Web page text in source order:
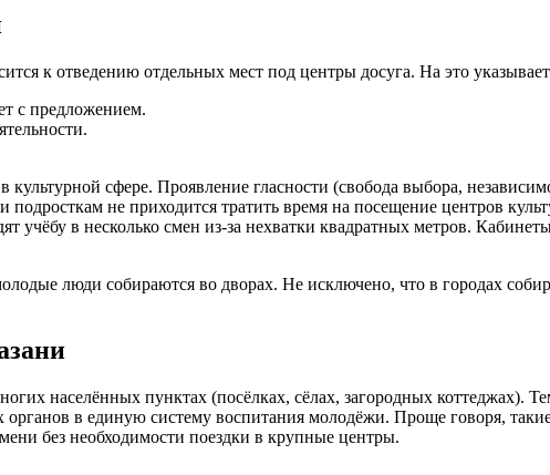
к отведению отдельных мест под центры досуга. На это
с предложением.
сфере. Проявление гласности (свобода выбора,
не приходится тратить время на посещение центров
учёбу в несколько смен из-за нехватки квадратных метров.
люди собираются во дворах. Не исключено, что в городах
населённых пунктах (посёлках, сёлах, загородных коттеджах).
в единую систему воспитания молодёжи. Проще говоря,
без необходимости поездки в крупные центры.